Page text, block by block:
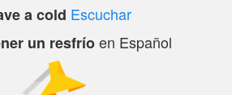
a cold Escuchar
un resfríoen Español